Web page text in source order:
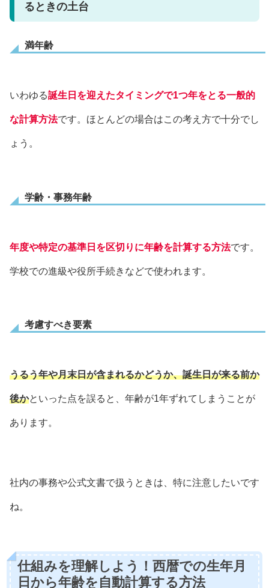
るときの土台
満年齢
いわゆる誕生日を迎えたタイミングで1つ年をとる一般的
な計算方法です。ほとんどの場合はこの考え方で十分でし
ょう。
学齢・事務年齢
年度や特定の基準日を区切りに年齢を計算する方法です。
学校での進級や役所手続きなどで使われます。
考慮すべき要素
うるう年や月末日が含まれるかどうか、誕生日が来る前か
後かといった点を誤ると、年齢が1年ずれてしまうことが
あります。
社内の事務や公式文書で扱うときは、特に注意したいです
ね。
仕組みを理解しよう！西暦での生年月
日から年齢を自動計算する方法